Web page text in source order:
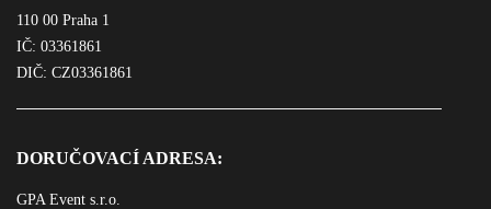
110 00 Praha 1
IČ: 03361861
DIČ: CZ03361861
DORUČOVACÍ ADRESA:
GPA Event s.r.o.